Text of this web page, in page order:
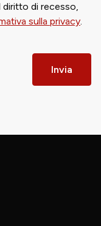
diritto di recesso,
sulla privacy.
Invia